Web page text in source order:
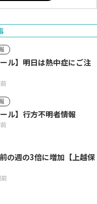
ル】明日は熱中症にご注
ル】行方不明者情報